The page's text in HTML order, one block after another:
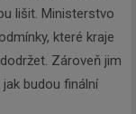
lišit. Ministerstvo
které kraje
Zároveň jim
budou finální